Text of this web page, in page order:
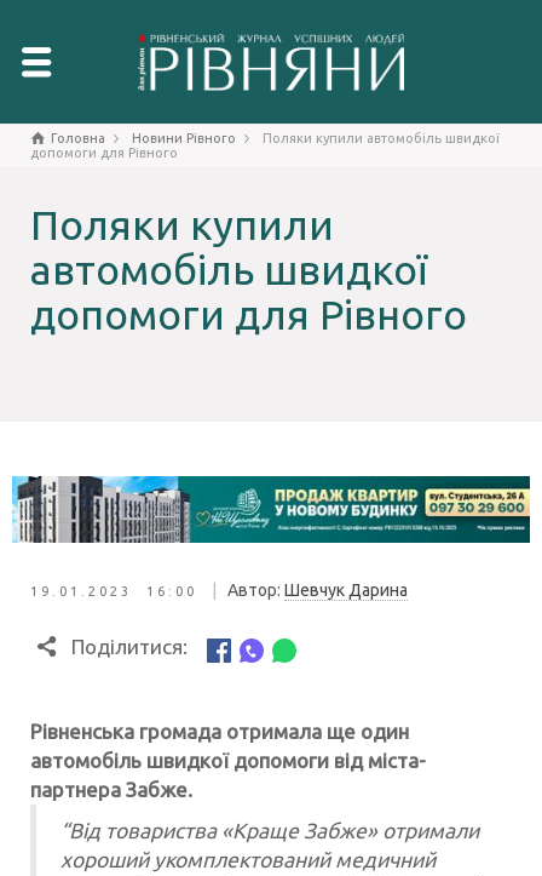
Головна Новини Рівного
Поляки купили автомобіль швидкої
допомоги для Рівного
Поляки купили
автомобіль швидкої
допомоги для Рівного
19.01.2023 16:00 Автор: Шевчук Дарина
Поділитися:
Рівненська громада отримала ще один
автомобіль швидкої допомоги від міста-
партнера Забже.
“Від товариства «Краще Забже» отримали
хороший укомплектований медичний